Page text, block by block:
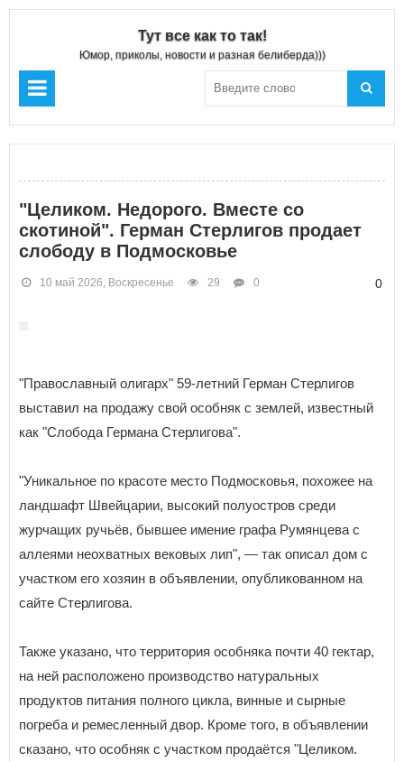
Тут все как то так!
Юмор, приколы, новости и разная белиберда)))
"Целиком. Недорого. Вместе со
скотиной". Герман Стерлигов продает
слободу в Подмосковье
10 май 2026, Воскресенье 29 0 0
"Православный олигарх" 59-летний Герман Стерлигов
выставил на продажу свой особняк с землей, известный
как "Слобода Германа Стерлигова".
"Уникальное по красоте место Подмосковья, похожее на
ландшафт Швейцарии, высокий полуостров среди
журчащих ручьёв, бывшее имение графа Румянцева с
аллеями неохватных вековых лип", — так описал дом с
участком его хозяин в объявлении, опубликованном на
сайте Стерлигова.
Также указано, что территория особняка почти 40 гектар,
на ней расположено производство натуральных
продуктов питания полного цикла, винные и сырные
погреба и ремесленный двор. Кроме того, в объявлении
сказано, что особняк с участком продаётся "Целиком.